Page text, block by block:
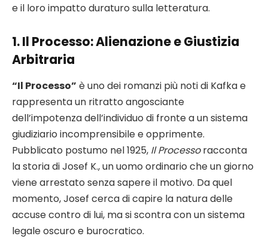
e il loro impatto duraturo sulla letteratura.
1.Il Processo: Alienazione e Giustizia
Arbitraria
“Il Processo” è uno dei romanzi più noti di Kafka e
rappresenta un ritratto angosciante
dell’impotenza dell’individuo di fronte a un sistema
giudiziario incomprensibile e opprimente.
Pubblicato postumo nel 1925, Il Processoracconta
la storia di Josef K., un uomo ordinario che un giorno
viene arrestato senza sapere il motivo. Da quel
momento, Josef cerca di capire la natura delle
accuse contro di lui, ma si scontra con un sistema
legale oscuro e burocratico.